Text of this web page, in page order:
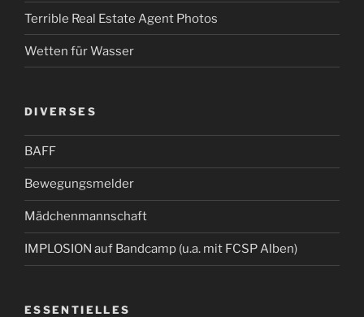
Terrible Real Estate Agent Photos
Wetten für Wasser
DIVERSES
BAFF
Bewegungsmelder
Mädchenmannschaft
IMPLOSION auf Bandcamp (u.a. mit FCSP Alben)
ESSENTIELLES